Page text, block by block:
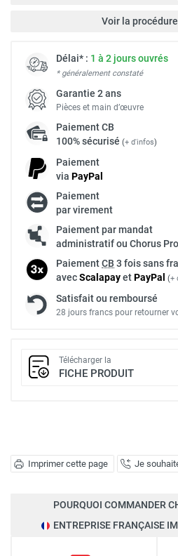
Imprimer cette page Je
Voir la
Délai* : 1 à 2 jours ouvrés
* généralement constaté
Garantie 2 ans
Pièces et main d’œuvre
PaiementCB
100% sécurisé (+ d'infos)
Paiement
via PayPal
Paiement
par virement
Paiement par mandat
administratif ou Chorus Pro
PaiementCB 3 fois sans
avecScalapayetPayPal (+
Satisfait ou remboursé
28 jours francs pour retourner
Télécharger la
FICHE PRODUIT
POURQUOI COMMANDER
ENTREPRISE FRANÇAISE